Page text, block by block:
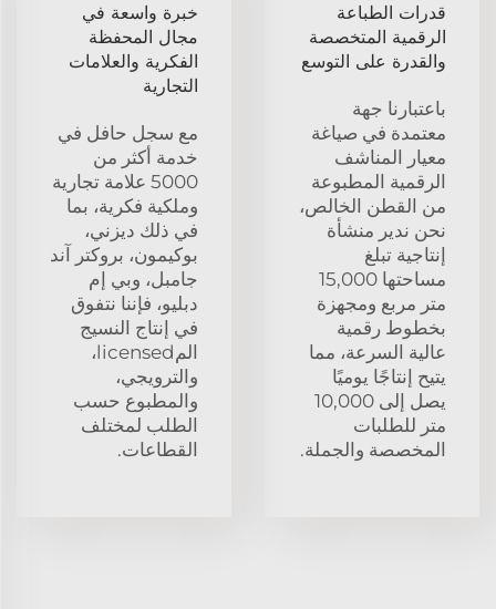
قدرات الطباعة
الرقمية المتخصصة
والقدرة على التوسع
باعتبارنا جهة
معتمدة في صياغة
معيار المناشف
الرقمية المطبوعة
من القطن الخالص،
نحن ندير منشأة
إنتاجية تبلغ
مساحتها 15,000
متر مربع ومجهزة
بخطوط رقمية
عالية السرعة، مما
يتيح إنتاجًا يوميًا
يصل إلى 10,000
متر للطلبات
المخصصة والجملة.
خبرة واسعة في
مجال المحفظة
الفكرية والعلامات
التجارية
مع سجل حافل في
خدمة أكثر من
5000 علامة تجارية
وملكية فكرية، بما
في ذلك ديزني،
بوكيمون، بروكتر آند
جامبل، وبي إم
دبليو، فإننا نتفوق
في إنتاج النسيج
المlicensed،
والترويجي،
والمطبوع حسب
الطلب لمختلف
القطاعات.